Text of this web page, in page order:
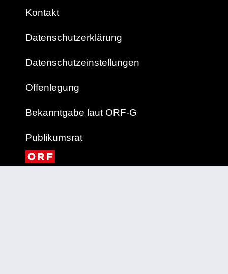
Kontakt
Datenschutzerklärung
Datenschutzeinstellungen
Offenlegung
Bekanntgabe laut ORF-G
Publikumsrat